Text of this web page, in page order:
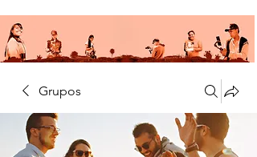
Grupos